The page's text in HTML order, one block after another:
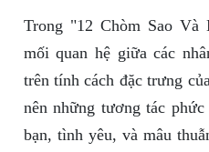
Trong "12 Chòm Sao
mối quan hệ giữa các
trên tính cách đặc trưng
nên những tương tác
bạn, tình yêu, và mâu